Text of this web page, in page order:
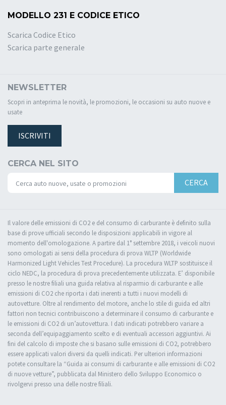
MODELLO 231 E CODICE ETICO
Scarica Codice Etico
Scarica parte generale
NEWSLETTER
Scopri in anteprima le novità, le promozioni, le occasioni su auto nuove e
usate
ISCRIVITI
CERCA NEL SITO
CERCA
Il valore delle emissioni di CO2 e del consumo di carburante è definito sulla
base di prove ufficiali secondo le disposizioni applicabili in vigore al
momento dell'omologazione. A partire dal 1° settembre 2018, i veicoli nuovi
sono omologati ai sensi della procedura di prova WLTP (Worldwide
Harmonized Light Vehicles Test Procedure). La procedura WLTP sostituisce il
ciclo NEDC, la procedura di prova precedentemente utilizzata. E’ disponibile
presso le nostre filiali una guida relativa al risparmio di carburante e alle
emissioni di CO2 che riporta i dati inerenti a tutti i nuovi modelli di
autovetture. Oltre al rendimento del motore, anche lo stile di guida ed altri
fattori non tecnici contribuiscono a determinare il consumo di carburante e
le emissioni di CO2 di un’autovettura. I dati indicati potrebbero variare a
seconda dell’equipaggiamento scelto e di eventuali accessori aggiuntivi. Ai
fini del calcolo di imposte che si basano sulle emissioni di CO2, potrebbero
essere applicati valori diversi da quelli indicati. Per ulteriori informazioni
potete consultare la “Guida ai consumi di carburante e alle emissioni di CO2
di nuove vetture”, pubblicata dal Ministero dello Sviluppo Economico o
rivolgervi presso una delle nostre filiali.